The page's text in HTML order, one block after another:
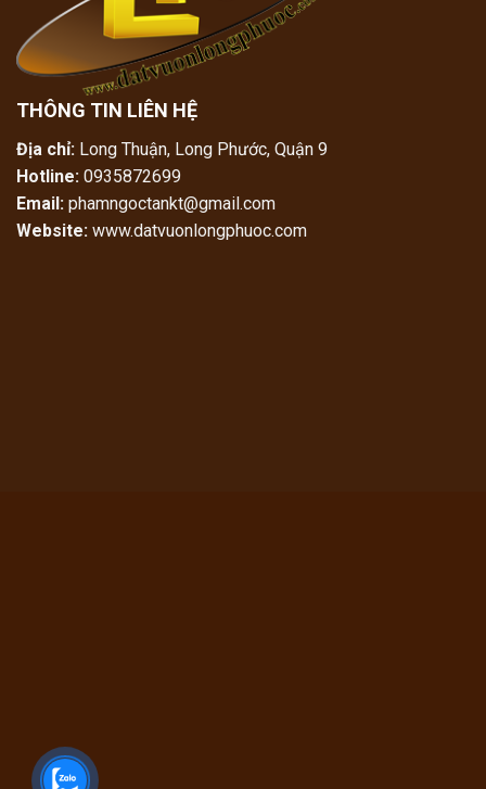
THÔNG TIN LIÊN HỆ
Địa chỉ: Long Thuận, Long Phước, Quận 9
Hotline: 0935872699
Email: phamngoctankt@gmail.com
Website: www.datvuonlongphuoc.com